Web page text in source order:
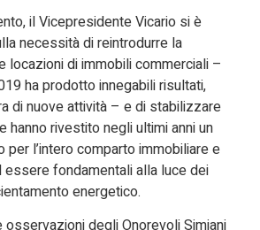
il Vicepresidente Vicario si è
necessità di reintrodurre la
locazioni di immobili commerciali –
ha prodotto innegabili risultati,
di nuove attività – e di stabilizzare
hanno rivestito negli ultimi anni un
l’intero comparto immobiliare e
essere fondamentali alla luce dei
energetico.